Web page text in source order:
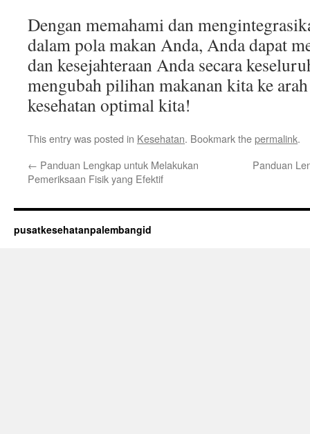
Dengan memahami dan
dalam pola makan Anda, Anda dapat
dan kesejahteraan Anda secara
mengubah pilihan makanan kita ke
kesehatan optimal kita!
This entry was posted in Kesehatan. Bookmark thepermalink.
← Panduan Lengkap untuk Melakukan
Pemeriksaan Fisik yang Efektif
Panduan
pusatkesehatanpalembangid